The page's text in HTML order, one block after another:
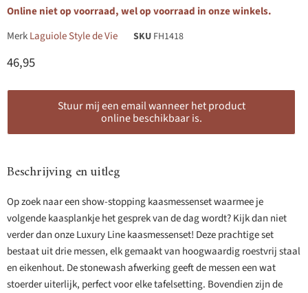
Online niet op voorraad, wel op voorraad in onze winkels.
MerkLaguiole Style de Vie SKU FH1418
Huidige prijs
46,95
Stuur mij een email wanneer het product
online beschikbaar is.
Beschrijving en uitleg
Op zoek naar een show-stopping kaasmessenset waarmee je
volgende kaasplankje het gesprek van de dag wordt? Kijk dan niet
verder dan onze Luxury Line kaasmessenset! Deze prachtige set
bestaat uit drie messen, elk gemaakt van hoogwaardig roestvrij staal
en eikenhout. De stonewash afwerking geeft de messen een wat
stoerder uiterlijk, perfect voor elke tafelsetting. Bovendien zijn de